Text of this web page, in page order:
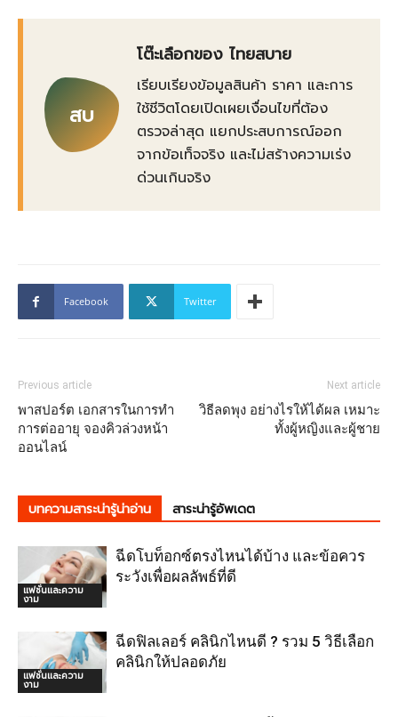
สบ
โต๊ะเลือกของ ไทยสบาย
เรียบเรียงข้อมูลสินค้า ราคา และการ
ใช้ชีวิตโดยเปิดเผยเงื่อนไขที่ต้อง
ตรวจล่าสุด แยกประสบการณ์ออก
จากข้อเท็จจริง และไม่สร้างความเร่ง
ด่วนเกินจริง
Facebook Twitter
Previous article
พาสปอร์ต เอกสารในการทำ
การต่ออายุ จองคิวล่วงหน้า
ออนไลน์
Next article
วิธีลดพุง อย่างไรให้ได้ผล เหมาะ
ทั้งผู้หญิงและผู้ชาย
บทความสาระน่ารู้น่าอ่าน สาระน่ารู้อัพเดต
แฟชั่นและความ
งาม
ฉีดโบท็อกซ์ตรงไหนได้บ้าง และข้อควร
ระวังเพื่อผลลัพธ์ที่ดี
แฟชั่นและความ
งาม
ฉีดฟิลเลอร์ คลินิกไหนดี ? รวม 5 วิธีเลือก
คลินิกให้ปลอดภัย